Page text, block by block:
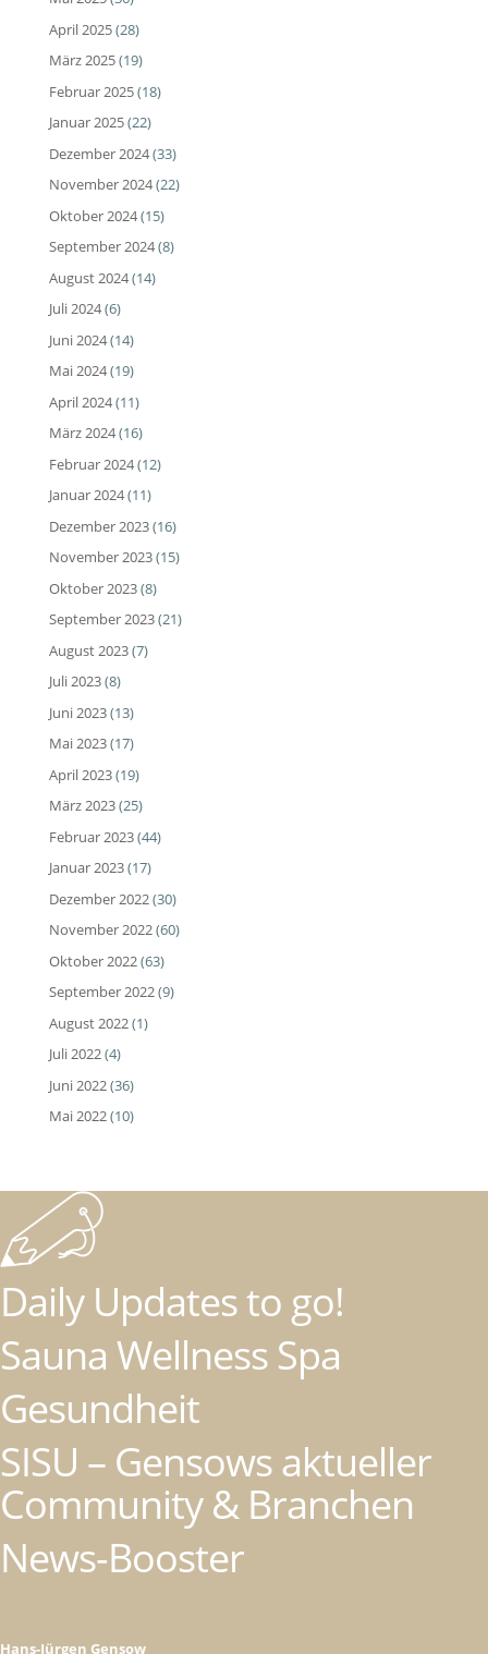
April 2025(28)
März 2025(19)
Februar 2025(18)
Januar 2025(22)
Dezember 2024(33)
November 2024(22)
Oktober 2024(15)
September 2024(8)
August 2024(14)
Juli 2024(6)
Juni 2024(14)
Mai 2024(19)
April 2024(11)
März 2024(16)
Februar 2024(12)
Januar 2024(11)
Dezember 2023(16)
November 2023(15)
Oktober 2023(8)
September 2023(21)
August 2023(7)
Juli 2023(8)
Juni 2023(13)
Mai 2023(17)
April 2023(19)
März 2023(25)
Februar 2023(44)
Januar 2023(17)
Dezember 2022(30)
November 2022(60)
Oktober 2022(63)
September 2022(9)
August 2022(1)
Juli 2022(4)
Juni 2022(36)
Mai 2022(10)
Daily Updates to go!
Sauna Wellness Spa
Gesundheit
SISU – Gensows aktueller
Community & Branchen
News-Booster
Hans-Jürgen Gensow